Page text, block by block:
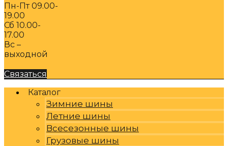
Пн-Пт 09.00-
19.00
Сб 10.00-
17.00
Вс –
выходной
Связаться
Каталог
Зимние шины
Летние шины
Всесезонные шины
Грузовые шины